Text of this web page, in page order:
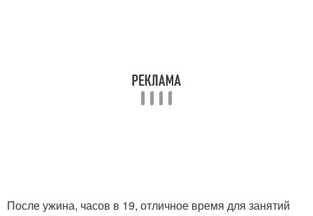
После ужина, часов в 19, отличное время для занятий